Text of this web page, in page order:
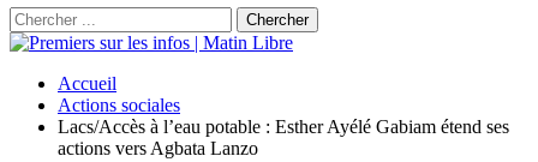
Accueil
Actions sociales
Lacs/Accès à l’eau potable : Esther Ayélé Gabiam étend ses
actions vers Agbata Lanzo